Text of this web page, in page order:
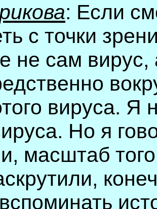
: Если
с точки
не сам вирус,
вируса. Я
Но я
масштаб